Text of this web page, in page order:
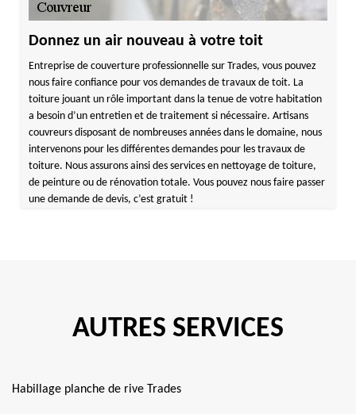
Donnez un air nouveau à votre toit
Entreprise de couverture professionnelle sur Trades, vous pouvez
nous faire confiance pour vos demandes de travaux de toit. La
toiture jouant un rôle important dans la tenue de votre habitation
a besoin d’un entretien et de traitement si nécessaire. Artisans
couvreurs disposant de nombreuses années dans le domaine, nous
intervenons pour les différentes demandes pour les travaux de
toiture. Nous assurons ainsi des services en nettoyage de toiture,
de peinture ou de rénovation totale. Vous pouvez nous faire passer
une demande de devis, c’est gratuit !
AUTRES SERVICES
Habillage planche de rive Trades